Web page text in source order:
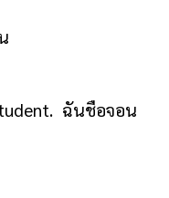
ฉันชือจอน